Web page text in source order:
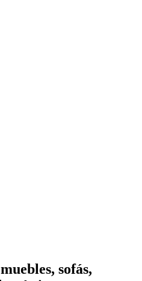
sofás,